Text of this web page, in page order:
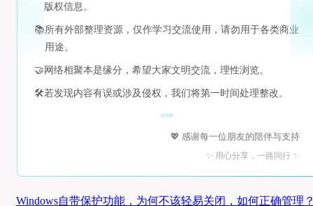
版权信息。
📚所有外部整理资源，仅作学习交流使用，请勿用于各类商业
用途。
🤝 网络相聚本是缘分，希望大家文明交流，理性浏览。
🛠️若发现内容有误或涉及侵权，我们将第一时间处理整改。
💖 感谢每一位朋友的陪伴与支持
✨ 用心分享，一路同行 ✨
Windows自带保护功能，为何不该轻易关闭，如何正确管理